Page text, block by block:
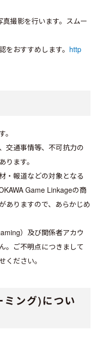
撮影を行います。スムー
をおすすめします。 http
交通事情等、不可抗力の
ます。
・報道などの対象となる
Game Linkageの商
ありますので、あらかじめ
）及び関係者アカウ
。ご不明点につきまして
ください。
ング)につい